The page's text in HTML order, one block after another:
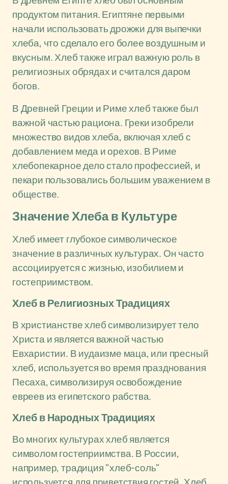
продуктом питания. Египтяне первыми
начали использовать дрожжи для выпечки
хлеба, что сделало его более воздушным и
вкусным. Хлеб также играл важную роль в
религиозных обрядах и считался даром
богов.
В Древней Греции и Риме хлеб также был
важной частью рациона. Греки изобрели
множество видов хлеба, включая хлеб с
добавлением меда и орехов. В Риме
хлебопекарное дело стало профессией, и
пекари пользовались большим уважением в
обществе.
Значение Хлеба в Культуре
Хлеб имеет глубокое символическое
значение в различных культурах. Он часто
ассоциируется с жизнью, изобилием и
гостеприимством.
Хлеб в Религиозных Традициях
В христианстве хлеб символизирует тело
Христа и является важной частью
Евхаристии. В иудаизме маца, или пресный
хлеб, используется во время празднования
Песаха, символизируя освобождение
евреев из египетского рабства.
Хлеб в Народных Традициях
Во многих культурах хлеб является
символом гостеприимства. В России,
например, традиция "хлеб-соль"